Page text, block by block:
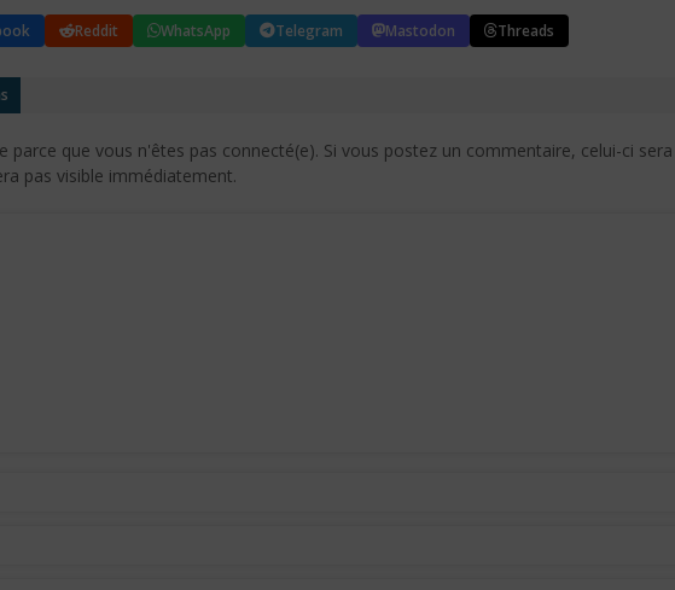
Reddit WhatsApp Telegram Mastodon Threads
parce que vous n'êtes pas connecté(e). Si vous postez un commentaire, celui-ci
pas visible immédiatement.